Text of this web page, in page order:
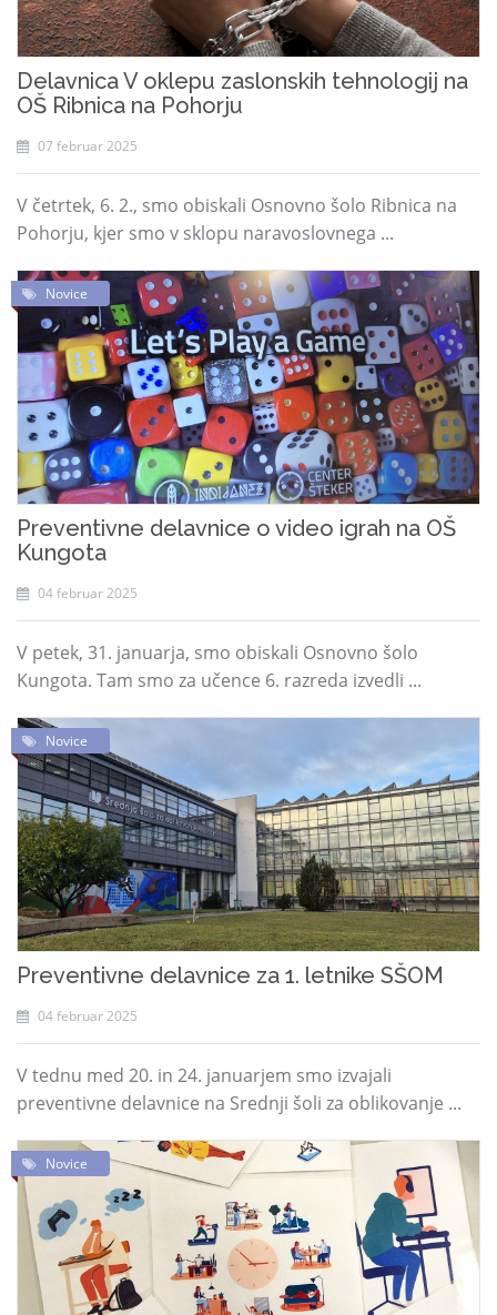
Delavnica V oklepu zaslonskih tehnologij na
OŠ Ribnica na Pohorju
07 februar 2025
V četrtek, 6. 2., smo obiskali Osnovno šolo Ribnica na
Pohorju, kjer smo v sklopu naravoslovnega ...
Novice
Preventivne delavnice o video igrah na OŠ
Kungota
04 februar 2025
V petek, 31. januarja, smo obiskali Osnovno šolo
Kungota. Tam smo za učence 6. razreda izvedli ...
Novice
Preventivne delavnice za 1. letnike SŠOM
04 februar 2025
V tednu med 20. in 24. januarjem smo izvajali
preventivne delavnice na Srednji šoli za oblikovanje ...
Novice